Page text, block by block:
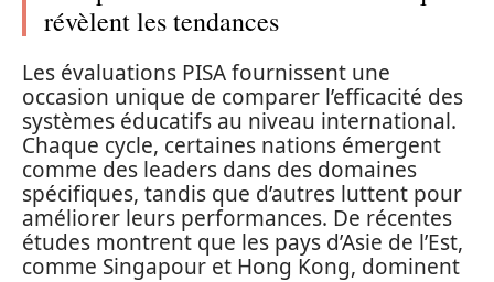
révèlent les tendances
Les évaluations PISA fournissent une
occasion unique de comparer l’efficacité des
systèmes éducatifs au niveau international.
Chaque cycle, certaines nations émergent
comme des leaders dans des domaines
spécifiques, tandis que d’autres luttent pour
améliorer leurs performances. De récentes
études montrent que les pays d’Asie de l’Est,
comme Singapour et Hong Kong, dominent